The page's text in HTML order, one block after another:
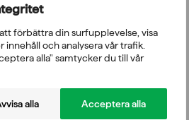
förbättra din surfupplevelse, visa
innehåll och analysera vår trafik.
alla" samtycker du till vår
alla Acceptera alla
stål
x 700 mm